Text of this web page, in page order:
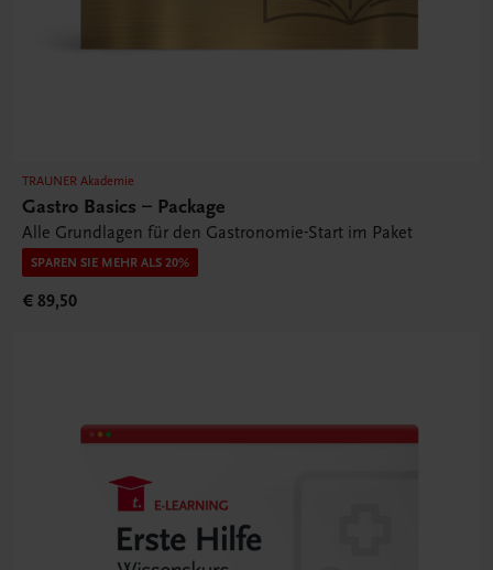
TRAUNER Akademie
Gastro Basics – Package
Alle Grundlagen für den Gastronomie-Start im Paket
SPAREN SIE MEHR ALS 20%
€ 89,50